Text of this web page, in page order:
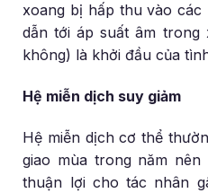
xoang bị hấp thu vào các
dẫn tới áp suất âm trong
không) là khởi đầu của
Hệ miễn dịch suy giảm
Hệ miễn dịch cơ thể
giao mùa trong năm
thuận lợi cho tác nhân